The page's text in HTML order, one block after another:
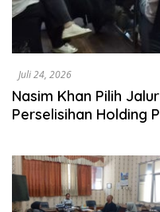
Juli 24, 2026
Nasim Khan Pilih
Perselisihan Holding